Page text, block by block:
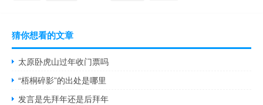
猜你想看的文章
太原卧虎山过年收门票吗
“梧桐碎影”的出处是哪里
发言是先拜年还是后拜年